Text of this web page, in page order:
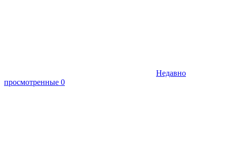
Недавно
просмотренные 0